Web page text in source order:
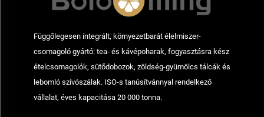
Függőlegesen integrált, környezetbarát élelmiszer-
csomagoló gyártó: tea- és kávépoharak, fogyasztásra kész
ételcsomagolók, sütődobozok, zöldség-gyümölcs tálcák és
lebomló szívószálak. ISO-s tanúsítvánnyal rendelkező
vállalat, éves kapacitása 20 000 tonna.